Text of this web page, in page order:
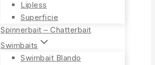
Lipless
Superficie
Spinnerbait – Chatterbait
Swimbaits
Swimbait Blando